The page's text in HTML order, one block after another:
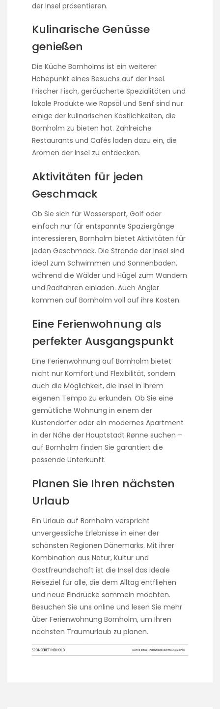
der Insel präsentieren.
Kulinarische Genüsse
genießen
Die Küche Bornholms ist ein weiterer
Höhepunkt eines Besuchs auf der Insel.
Frischer Fisch, geräucherte Spezialitäten und
lokale Produkte wie Rapsöl und Senf sind nur
einige der kulinarischen Köstlichkeiten, die
Bornholm zu bieten hat. Zahlreiche
Restaurants und Cafés laden dazu ein, die
Aromen der Insel zu entdecken.
Aktivitäten für jeden
Geschmack
Ob Sie sich für Wassersport, Golf oder
einfach nur für entspannte Spaziergänge
interessieren, Bornholm bietet Aktivitäten für
jeden Geschmack. Die Strände der Insel sind
ideal zum Schwimmen und Sonnenbaden,
während die Wälder und Hügel zum Wandern
und Radfahren einladen. Auch Angler
kommen auf Bornholm voll auf ihre Kosten.
Eine Ferienwohnung als
perfekter Ausgangspunkt
Eine Ferienwohnung auf Bornholm bietet
nicht nur Komfort und Flexibilität, sondern
auch die Möglichkeit, die Insel in Ihrem
eigenen Tempo zu erkunden. Ob Sie eine
gemütliche Wohnung in einem der
Küstendörfer oder ein modernes Apartment
in der Nähe der Hauptstadt Rønne suchen –
auf Bornholm finden Sie garantiert die
passende Unterkunft.
Planen Sie Ihren nächsten
Urlaub
Ein Urlaub auf Bornholm verspricht
unvergessliche Erlebnisse in einer der
schönsten Regionen Dänemarks. Mit ihrer
Kombination aus Natur, Kultur und
Gastfreundschaft ist die Insel das ideale
Reiseziel für alle, die dem Alltag entfliehen
und neue Eindrücke sammeln möchten.
Besuchen Sie uns online und lesen Sie mehr
über Ferienwohnung Bornholm, um Ihren
nächsten Traumurlaub zu planen.